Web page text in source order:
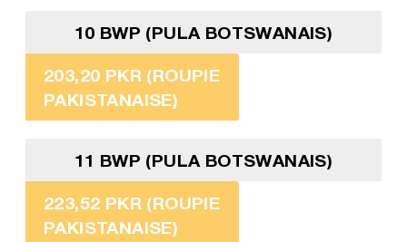
10 BWP (PULA BOTSWANAIS)
203,20 PKR (ROUPIE
PAKISTANAISE)
11 BWP (PULA BOTSWANAIS)
223,52 PKR (ROUPIE
PAKISTANAISE)